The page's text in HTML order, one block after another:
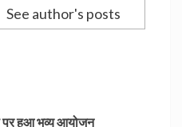
See author's posts
पर हुआ भव्य आयोजन